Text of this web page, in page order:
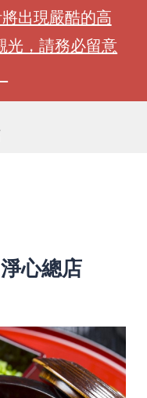
出現嚴酷的高
光，請務必留意
心總店